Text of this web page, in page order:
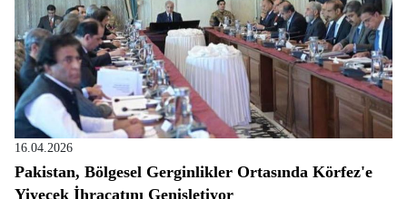
16.04.2026
Pakistan, Bölgesel Gerginlikler Ortasında Körfez'e
Yiyecek İhracatını Genişletiyor